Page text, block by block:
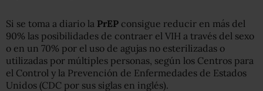
Si se toma a diario la PrEP consigue reducir en más del
90% las posibilidades de contraer el VIH a través del sexo
o en un 70% por el uso de agujas no esterilizadas o
utilizadas por múltiples personas, según los Centros para
el Control y la Prevención de Enfermedades de Estados
Unidos (CDC por sus siglas en inglés).